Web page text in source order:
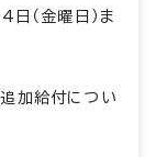
（金曜日）ま
加給付につい